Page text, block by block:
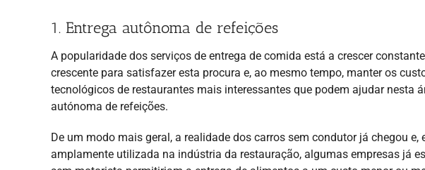
1. Entrega autônoma de refeições
A popularidade dos serviços de entrega de comida está a crescer
crescente para satisfazer esta procura e, ao mesmo tempo, manter os
tecnológicos de restaurantes mais interessantes que podem ajudar nesta
autónoma de refeições.
De um modo mais geral, a realidade dos carros sem condutor já chegou
amplamente utilizada na indústria da restauração, algumas empresas já